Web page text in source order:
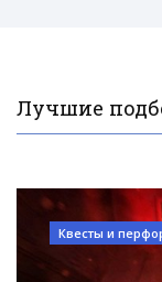
Лучшие
Квесты и